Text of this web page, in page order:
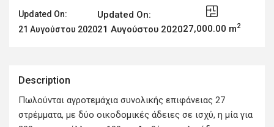
Updated On:
21 Αυγούστου 2020
Updated On:
21 Αυγούστου 202027,000.00 m2
Description
Πωλούνται αγροτεμάχια συνολικής επιφάνειας 27
στρέμματα, με δύο οικοδομικές άδειες σε ισχύ, η μία για